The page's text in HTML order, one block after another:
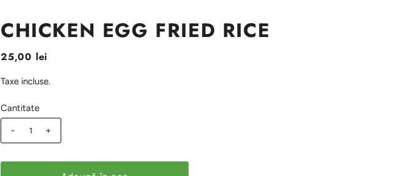
CHICKEN EGG FRIED RICE
25,00 lei
Taxe incluse.
Cantitate
- +